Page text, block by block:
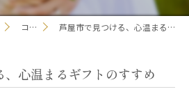
コラム 芦屋市で見つける、心温まるギフトのすすめ
、心温まるギフトのすすめ